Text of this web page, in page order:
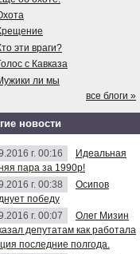
эти враги?
с Кавказа
ли мы
все блоги »
новости
г. 00:16
Идеальная
пара за 1990р!
г. 00:38
Осипов
победу
г. 00:07
Олег Мизин
депутатам как работала
последние полгода.